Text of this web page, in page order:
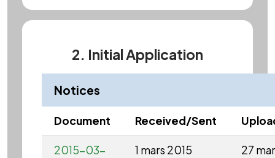
2. Initial Application
Notices
Document Received/Sent
2015-03-
1 mars 2015
27